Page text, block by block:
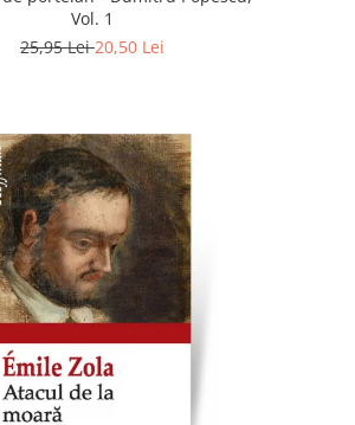
Vol. 1
25,95 Lei20,50 Lei